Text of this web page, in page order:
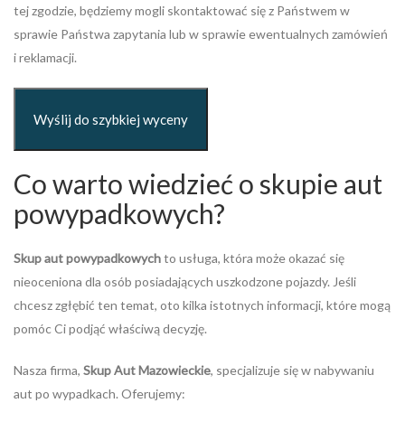
tej zgodzie, będziemy mogli skontaktować się z Państwem w
sprawie Państwa zapytania lub w sprawie ewentualnych zamówień
i reklamacji.
Co warto wiedzieć o skupie aut
powypadkowych?
Skup aut powypadkowychto usługa, która może okazać się
nieoceniona dla osób posiadających uszkodzone pojazdy. Jeśli
chcesz zgłębić ten temat, oto kilka istotnych informacji, które mogą
pomóc Ci podjąć właściwą decyzję.
Nasza firma, Skup Aut Mazowieckie, specjalizuje się w nabywaniu
aut po wypadkach. Oferujemy: